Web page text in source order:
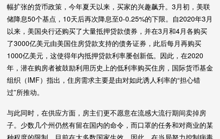
幅扩张的货币政策，今年夏天以来，买家的兴趣飙升。3月初，美联
储降息50个基点，10天后再次降息至0-0.25%的下限。自2020年3月
以来，美国央行还购买了大量抵押贷款债券，并在3月和4月各购买
了3000亿美元由美国住房贷款支持的债务证券，此后每月再购买
1000亿美元，这使得年内抵押贷款利率屡创新低。因此，在2020
年，潜在购房者被鼓励利用历史上的低利率购买住房，国际货币基金
组织（IMF）指出，住房需求主要是由对如此诱人利率的“担心错
过”所推动。
与此同时，在供应方面，房主们更不愿意在流感大流行期间卖掉房
子。少数几个州仍然有留在国内的命令，而口罩的任务和对商业的某